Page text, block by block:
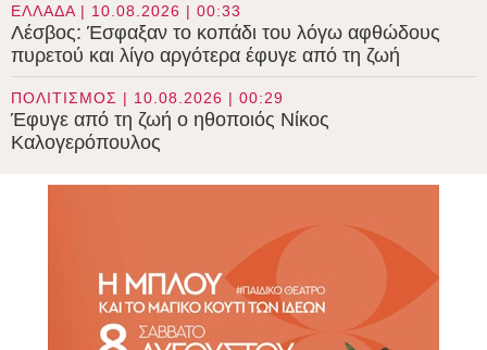
ΕΛΛΑΔΑ | 10.08.2026 | 00:33
Λέσβος: Έσφαξαν το κοπάδι του λόγω αφθώδους
πυρετού και λίγο αργότερα έφυγε από τη ζωή
ΠΟΛΙΤΙΣΜΟΣ | 10.08.2026 | 00:29
Έφυγε από τη ζωή ο ηθοποιός Νίκος
Καλογερόπουλος